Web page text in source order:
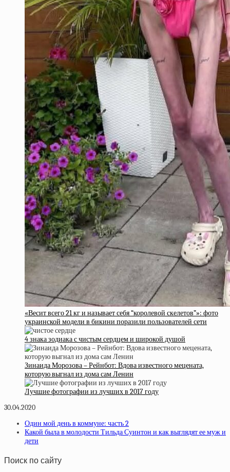
«Весит всего 21 кг и называет себя “королевой скелетов”»: фото
украинской модели в бикини поразили пользователей сети
4 знака зодиака с чистым сердцем и широкой душой
Зинаида Морозова – Рейнбот: Вдова известного мецената,
которую выгнал из дома сам Ленин
Лучшие фотографии из лучших в 2017 году
30.04.2020
Один мой день в коммуне: часть 2
Какой была в молодости Тильда Суинтон и как выглядят ее муж и
дети
Поиск по сайту